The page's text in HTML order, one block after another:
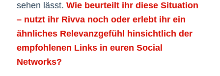
sehen lässt. Wie beurteilt ihr diese Situation
– nutzt ihr Rivva noch oder erlebt ihr ein
ähnliches Relevanzgefühl hinsichtlich der
empfohlenen Links in euren Social
Networks?